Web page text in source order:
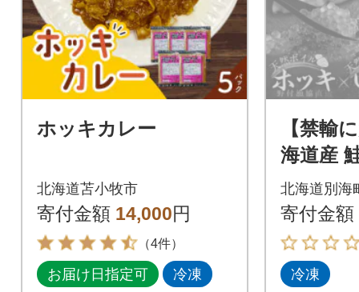
ホッキカレー
北海道苫小牧市
寄付金額 14,000円
（4件）
お届け日指定可 冷凍
【禁輸
海道産
漬け
貝 1kg
鮮
北海道別海
寄付金額
冷凍